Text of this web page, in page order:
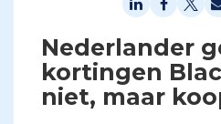
Nederlander
kortingen
niet, maar